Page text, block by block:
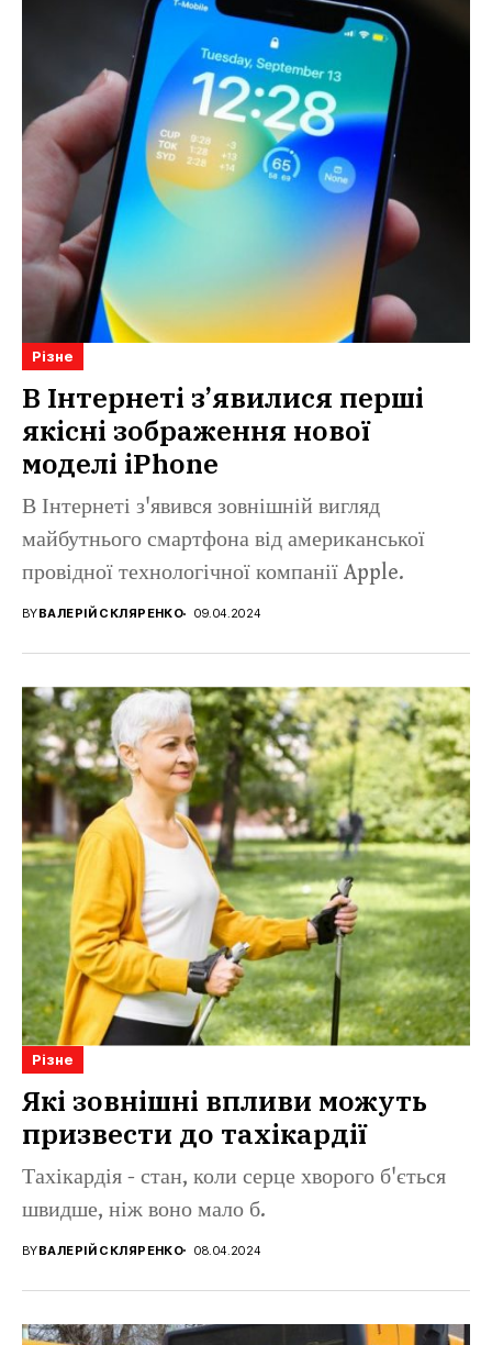
Різне
В Інтернеті з’явилися перші
якісні зображення нової
моделі iPhone
В Інтернеті з'явився зовнішній вигляд
майбутнього смартфона від американської
провідної технологічної компанії Apple.
BYВАЛЕРІЙ СКЛЯРЕНКО 09.04.2024
Різне
Які зовнішні впливи можуть
призвести до тахікардії
Тахікардія - стан, коли серце хворого б'ється
швидше, ніж воно мало б.
BYВАЛЕРІЙ СКЛЯРЕНКО 08.04.2024